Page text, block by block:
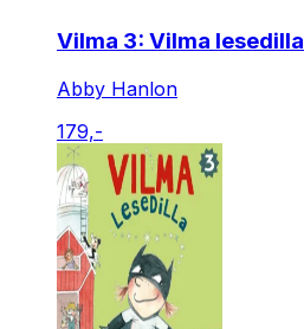
Vilma 3: Vilma lesedilla
Abby Hanlon
179,-